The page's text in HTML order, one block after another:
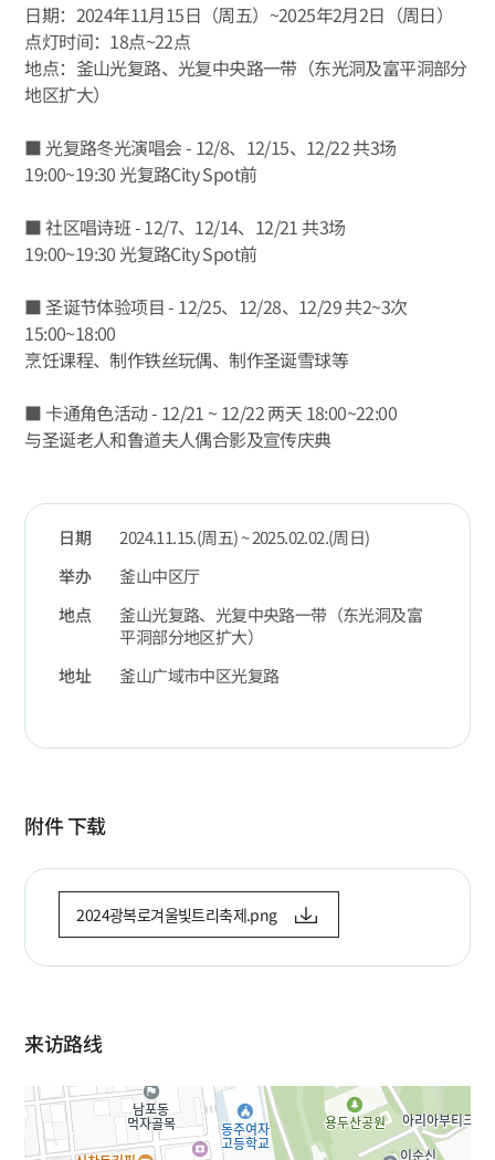
日期：2024年11月15日（周五）~2025年2月2日（周日）
点灯时间：18点~22点
地点：釜山光复路、光复中央路一带（东光洞及富平洞部分
地区扩大）
■ 光复路冬光演唱会 - 12/8、12/15、12/22 共3场
19:00~19:30 光复路City Spot前
■ 社区唱诗班 - 12/7、12/14、12/21 共3场
19:00~19:30 光复路City Spot前
■ 圣诞节体验项目 - 12/25、12/28、12/29 共2~3次
15:00~18:00
烹饪课程、制作铁丝玩偶、制作圣诞雪球等
■ 卡通角色活动 - 12/21 ~ 12/22 两天 18:00~22:00
与圣诞老人和鲁道夫人偶合影及宣传庆典
日期
2024.11.15.(周五) ~ 2025.02.02.(周日)
举办
釜山中区厅
地点
釜山光复路、光复中央路一带（东光洞及富
平洞部分地区扩大）
地址
釜山广域市中区光复路
附件 下载
2024광복로겨울빛트리축제.png
来访路线